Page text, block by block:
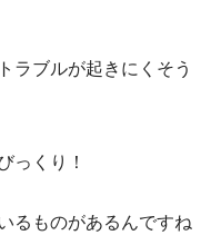
ラブルが起きにくそう
っくり！
るものがあるんですね